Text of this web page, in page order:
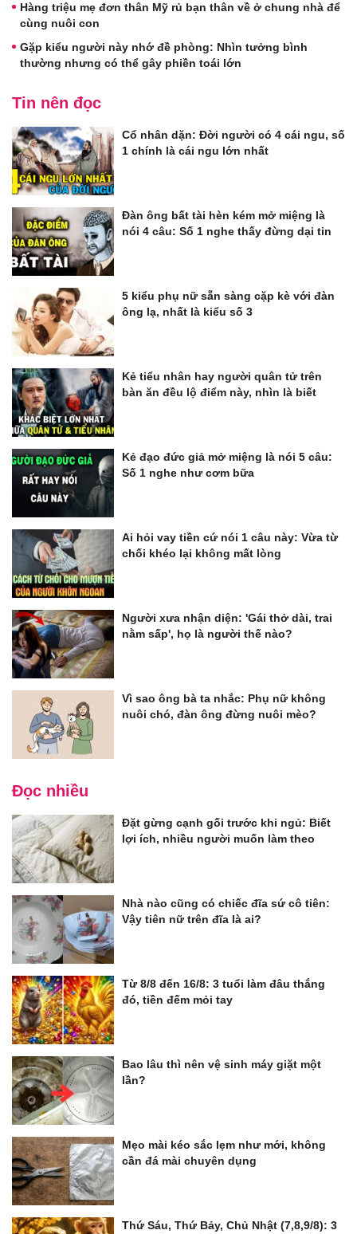
Hàng triệu mẹ đơn thân Mỹ rủ bạn thân về ở chung nhà để
cùng nuôi con
Gặp kiểu người này nhớ đề phòng: Nhìn tưởng bình
thường nhưng có thể gây phiền toái lớn
Tin nên đọc
Cổ nhân dặn: Đời người có 4 cái ngu, số
1 chính là cái ngu lớn nhất
Đàn ông bất tài hèn kém mở miệng là
nói 4 câu: Số 1 nghe thấy đừng dại tin
5 kiểu phụ nữ sẵn sàng cặp kè với đàn
ông lạ, nhất là kiểu số 3
Kẻ tiểu nhân hay người quân tử trên
bàn ăn đều lộ điểm này, nhìn là biết
Kẻ đạo đức giả mở miệng là nói 5 câu:
Số 1 nghe như cơm bữa
Ai hỏi vay tiền cứ nói 1 câu này: Vừa từ
chối khéo lại không mất lòng
Người xưa nhận diện: 'Gái thở dài, trai
nằm sấp', họ là người thế nào?
Vì sao ông bà ta nhắc: Phụ nữ không
nuôi chó, đàn ông đừng nuôi mèo?
Đọc nhiều
Đặt gừng cạnh gối trước khi ngủ: Biết
lợi ích, nhiều người muốn làm theo
Nhà nào cũng có chiếc đĩa sứ cô tiên:
Vậy tiên nữ trên đĩa là ai?
Từ 8/8 đến 16/8: 3 tuổi làm đâu thắng
đó, tiền đếm mỏi tay
Bao lâu thì nên vệ sinh máy giặt một
lần?
Mẹo mài kéo sắc lẹm như mới, không
cần đá mài chuyên dụng
Thứ Sáu, Thứ Bảy, Chủ Nhật (7,8,9/8): 3